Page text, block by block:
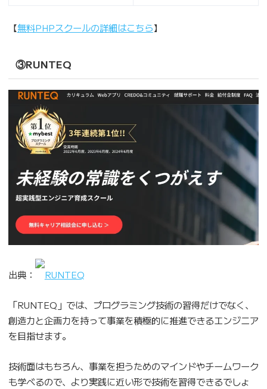
【無料PHPスクールの詳細はこちら】
③RUNTEQ
出典： RUNTEQ
「RUNTEQ」では、プログラミング技術の習得だけでなく、
創造力と企画力を持って事業を積極的に推進できるエンジニア
を目指せます。
技術面はもちろん、事業を担うためのマインドやチームワーク
も学べるので、より実践に近い形で技術を習得できるでしょ